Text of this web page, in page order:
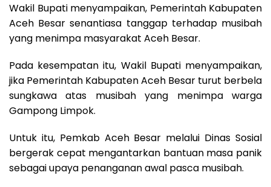
Wakil Bupati menyampaikan, Pemerintah Kabupaten
Aceh Besar senantiasa tanggap terhadap musibah
yang menimpa masyarakat Aceh Besar.
Pada kesempatan itu, Wakil Bupati menyampaikan,
jika Pemerintah Kabupaten Aceh Besar turut berbela
sungkawa atas musibah yang menimpa warga
Gampong Limpok.
Untuk itu, Pemkab Aceh Besar melalui Dinas Sosial
bergerak cepat mengantarkan bantuan masa panik
sebagai upaya penanganan awal pasca musibah.